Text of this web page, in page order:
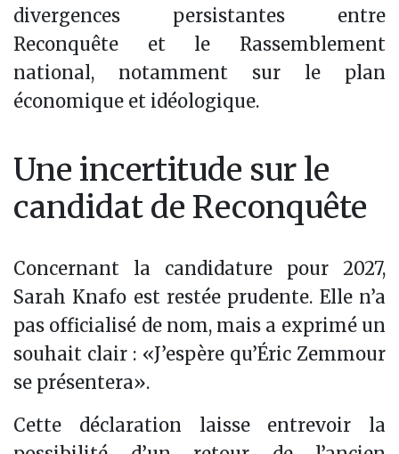
divergences persistantes entre
Reconquête et le Rassemblement
national, notamment sur le plan
économique et idéologique.
Une incertitude sur le
candidat de Reconquête
Concernant la candidature pour 2027,
Sarah Knafo est restée prudente. Elle n’a
pas officialisé de nom, mais a exprimé un
souhait clair : «J’espère qu’Éric Zemmour
se présentera».
Cette déclaration laisse entrevoir la